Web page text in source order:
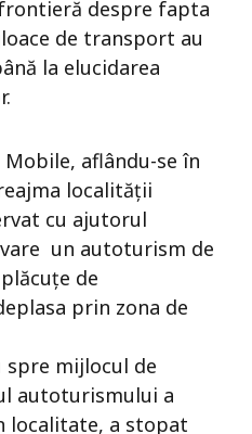
despre fapta
de transport au
la elucidarea
aflându-se în
localității
cu ajutorul
un autoturism de
de
prin zona de
spre mijlocul de
autoturismului a
localitate, a stopat